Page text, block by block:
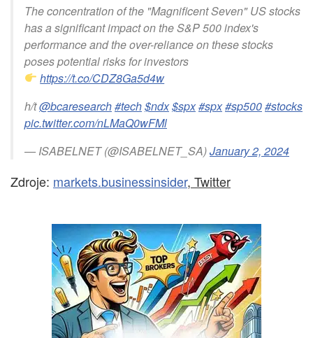
The concentration of the "Magnificent Seven" US stocks
has a significant impact on the S&P 500 index's
performance and the over-reliance on these stocks
poses potential risks for investors
https://t.co/CDZ8Ga5d4w
h/t@bcaresearch#tech$ndx$spx#spx#sp500#stocks
pic.twitter.com/nLMaQ0wFMl
— ISABELNET (@ISABELNET_SA)January 2, 2024
Zdroje: markets.businessinsider, Twitter